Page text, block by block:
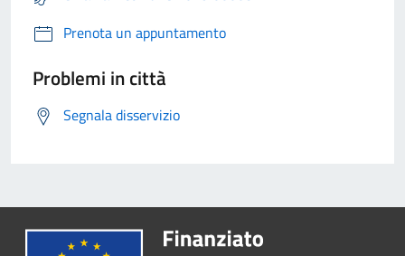
Prenota un appuntamento
Problemi in città
Segnala disservizio